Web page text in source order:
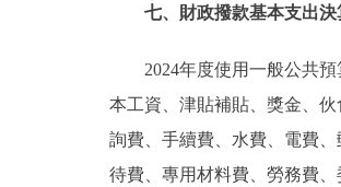
七、財政撥款基本支出決
2024年度使用一般公共
本工資、津貼補貼、獎金、
詢費、手續費、水費、電費
待費、專用材料費、勞務費